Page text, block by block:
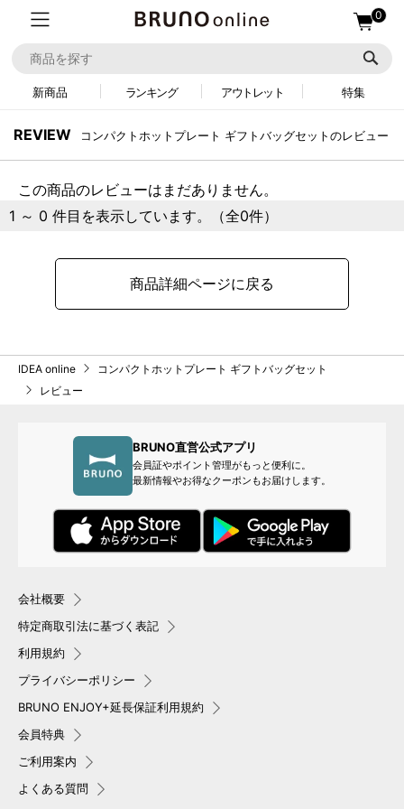
0
新商品 ランキング アウトレット 特集
REVIEW コンパクトホットプレート ギフトバッグセットのレビュー
この商品のレビューはまだありません。
1 ～ 0 件目を表示しています。（全0件）
商品詳細ページに戻る
IDEA online
コンパクトホットプレート ギフトバッグセット
レビュー
BRUNO直営公式アプリ
会員証やポイント管理がもっと便利に。
最新情報やお得なクーポンもお届けします。
会社概要
特定商取引法に基づく表記
利用規約
プライバシーポリシー
BRUNO ENJOY+延長保証利用規約
会員特典
ご利用案内
よくある質問